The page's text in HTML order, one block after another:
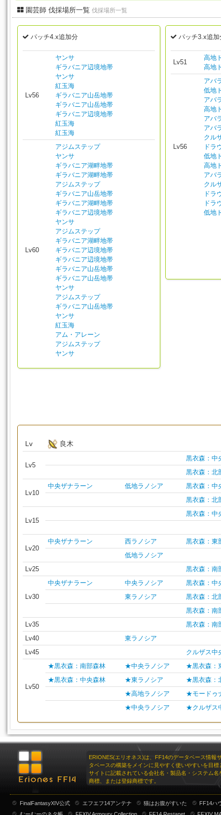
園芸師 伐採場所一覧 伐採場所一覧
パッチ4.x追加分
Lv56
ヤンサ
ギラバニア辺境地帯
ヤンサ
紅玉海
ギラバニア山岳地帯
ギラバニア山岳地帯
ギラバニア辺境地帯
紅玉海
紅玉海
Lv60
アジムステップ
ヤンサ
ギラバニア湖畔地帯
ギラバニア湖畔地帯
アジムステップ
ギラバニア山岳地帯
ギラバニア湖畔地帯
ギラバニア辺境地帯
ヤンサ
アジムステップ
ギラバニア湖畔地帯
ギラバニア辺境地帯
ギラバニア辺境地帯
ギラバニア山岳地帯
ギラバニア山岳地帯
ヤンサ
アジムステップ
ギラバニア山岳地帯
ヤンサ
紅玉海
アム・アレーン
アジムステップ
ヤンサ
パッチ3.x追加
Lv51
高地
高地
Lv56
アバ
低地
アバ
高地
アバ
アバ
クル
ドラ
低地
高地
アバ
クル
ドラ
ドラ
低地
Lv 良木
Lv5
黒衣森：中
黒衣森：北
Lv10
中央ザナラーン 低地ラノシア
黒衣森：中
黒衣森：北
Lv15
黒衣森：中
Lv20
中央ザナラーン 西ラノシア
黒衣森：東
低地ラノシア
Lv25
黒衣森：南
Lv30
中央ザナラーン 中央ラノシア
黒衣森：中
東ラノシア
黒衣森：北
黒衣森：南
Lv35
黒衣森：南
Lv40
東ラノシア
Lv45
クルザス中
Lv50
★黒衣森：南部森林 ★中央ラノシア
★黒衣森：
★黒衣森：中央森林
★東ラノシア
★黒衣森：
★高地ラノシア
★モードゥ
★中央ラノシア
★クルザス
ERIONES(エリオネス)は、FF14のデータベース情報
タベースの構築をメインに見やすく使いやすいを目標
サイトに記載されている会社名・製品名・システム名
商標、または登録商標です。
FinalFantasyXIV公式 エフエフ14アンテナ 猫はお腹がすいた
FF14ハ